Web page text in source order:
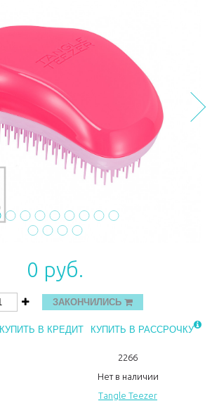
0 руб.
ЗАКОНЧИЛИСЬ
КУПИТЬ В КРЕДИТ КУПИТЬ В РАССРОЧКУ
2266
Нет в наличии
Tangle Teezer